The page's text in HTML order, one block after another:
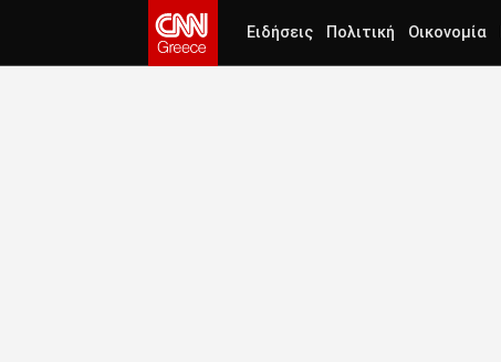
Ειδήσεις Πολιτική Οικονομία